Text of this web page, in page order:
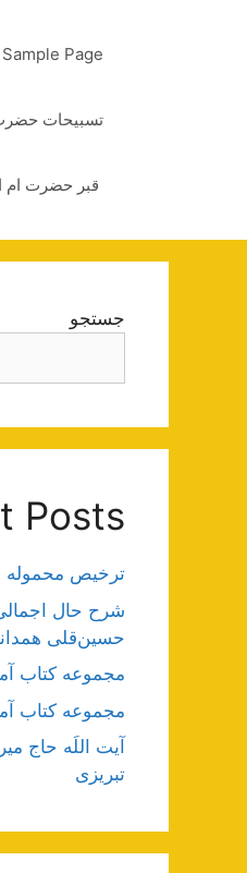
Sample Page
تسبیحات
قبر حضرت ام
جستجو
Posts
ترخیص
شرح حال
حسین‌قلی
مجموعه کتاب
مجموعه کتاب
آیت اللَه حاج
تبریزی